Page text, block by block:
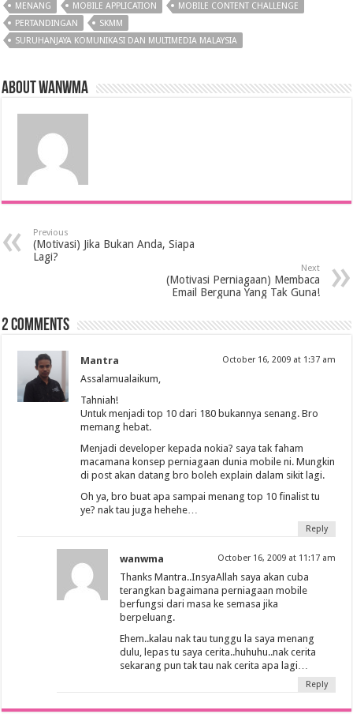
MENANG
MOBILE APPLICATION
MOBILE CONTENT CHALLENGE
PERTANDINGAN
SKMM
SURUHANJAYA KOMUNIKASI DAN MULTIMEDIA MALAYSIA
About wanwma
Previous
(Motivasi) Jika Bukan Anda, Siapa
Lagi?
Next
(Motivasi Perniagaan) Membaca
Email Berguna Yang Tak Guna!
2 comments
Mantra October 16, 2009 at 1:37 am
Assalamualaikum,
Tahniah!
Untuk menjadi top 10 dari 180 bukannya senang. Bro
memang hebat.
Menjadi developer kepada nokia? saya tak faham
macamana konsep perniagaan dunia mobile ni. Mungkin
di post akan datang bro boleh explain dalam sikit lagi.
Oh ya, bro buat apa sampai menang top 10 finalist tu
ye? nak tau juga hehehe…
Reply
wanwma October 16, 2009 at 11:17 am
Thanks Mantra..InsyaAllah saya akan cuba
terangkan bagaimana perniagaan mobile
berfungsi dari masa ke semasa jika
berpeluang.
Ehem..kalau nak tau tunggu la saya menang
dulu, lepas tu saya cerita..huhuhu..nak cerita
sekarang pun tak tau nak cerita apa lagi…
Reply